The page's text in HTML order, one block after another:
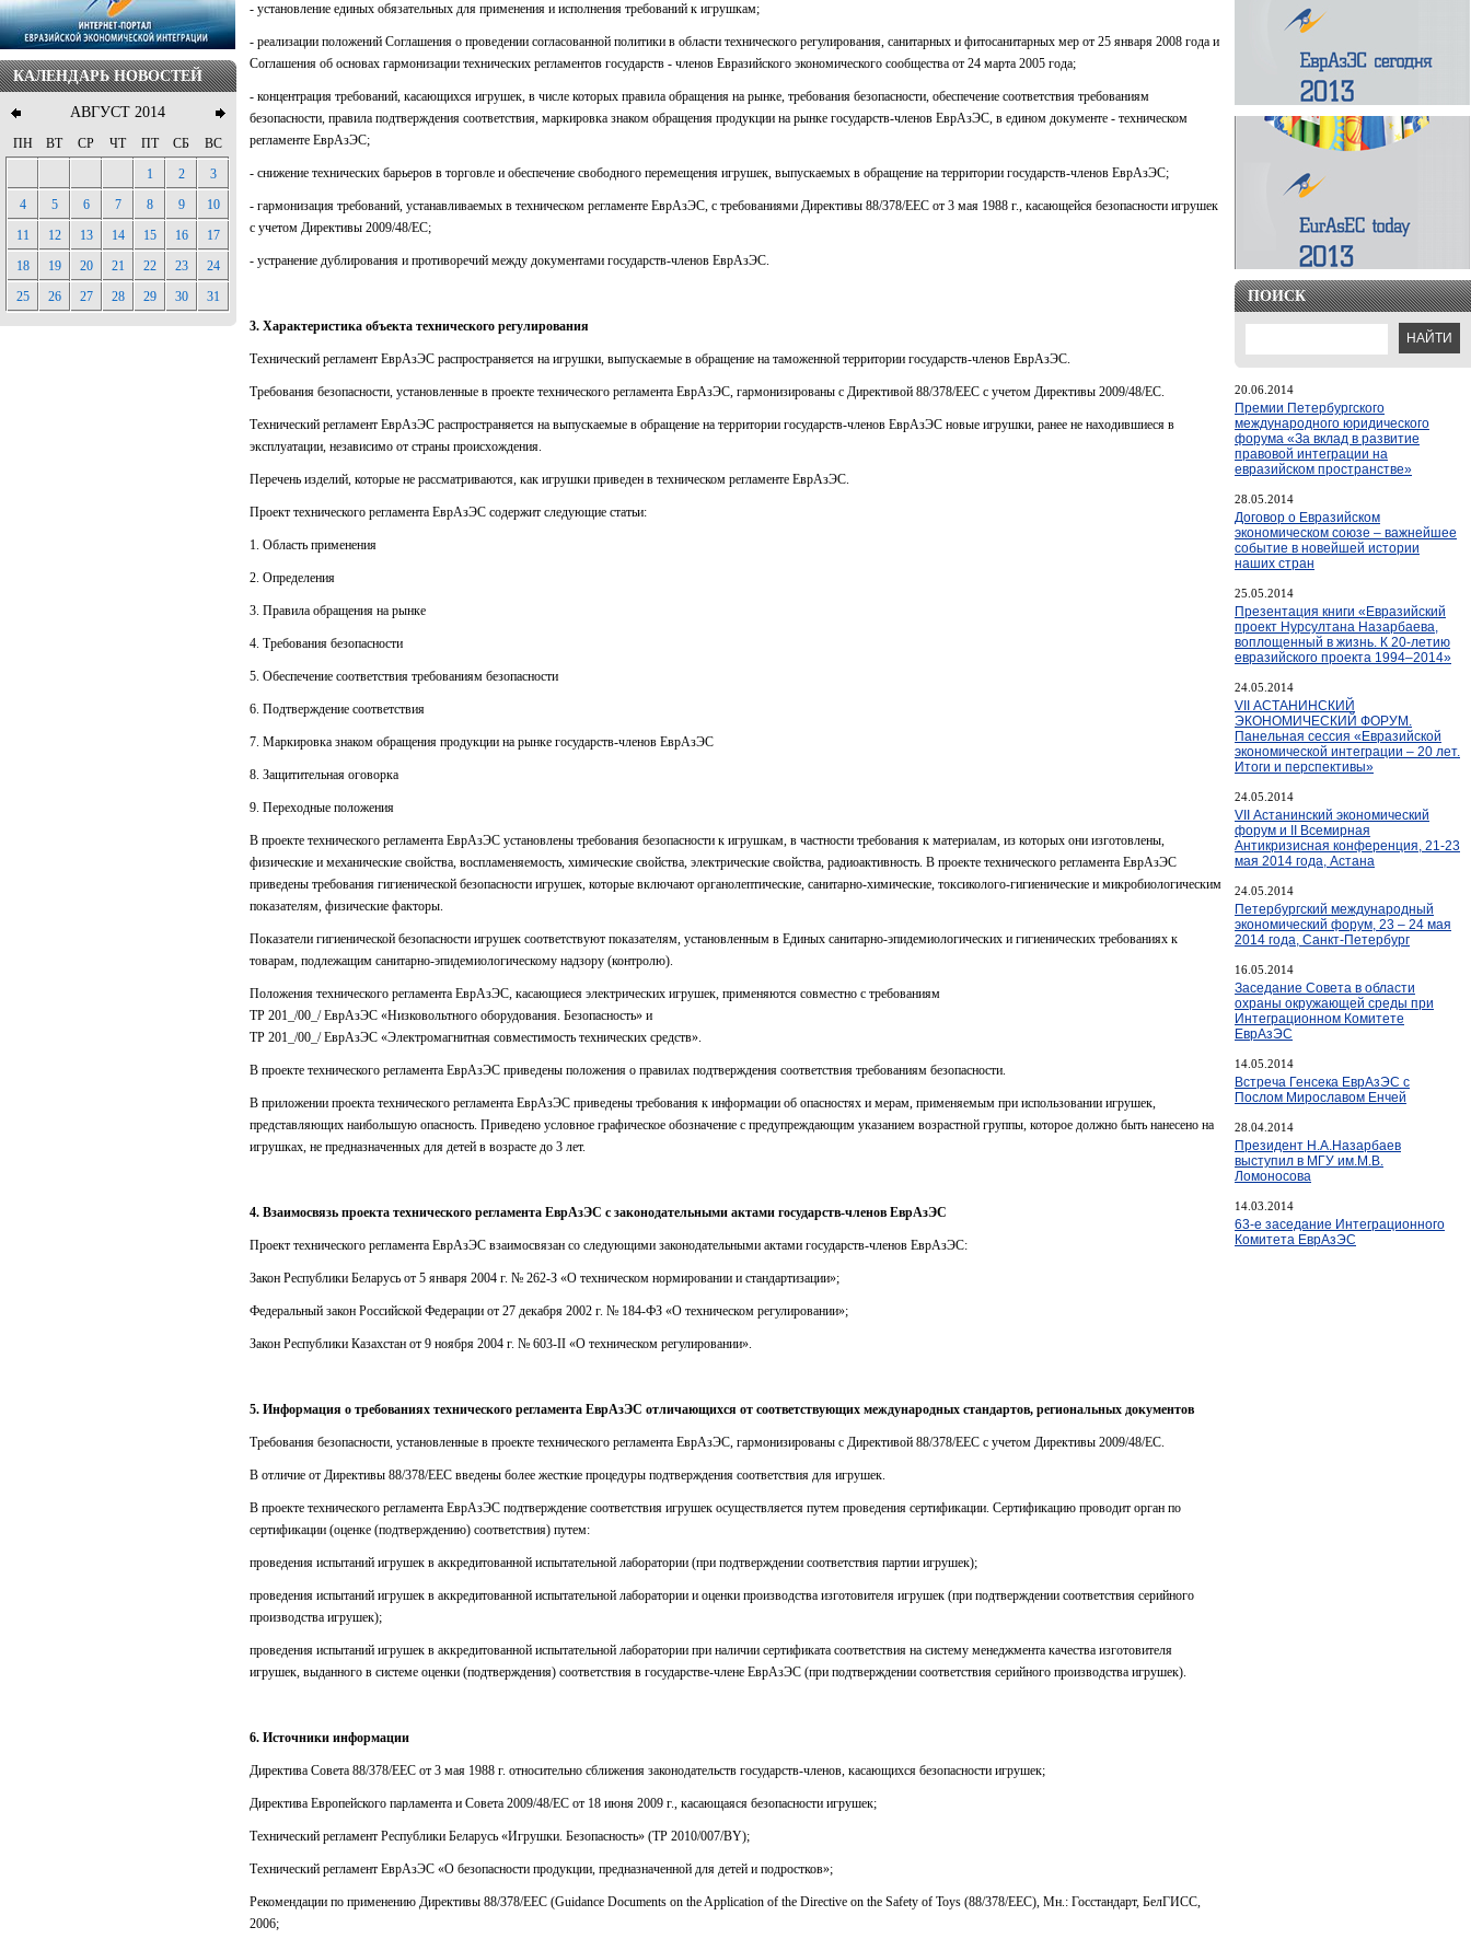
КАЛЕНДАРЬ НОВОСТЕЙ
АВГУСТ 2014
ПН ВТ СР ЧТ ПТ СБ
ВС
1
2
3
4
5 6 7 8 9
10
11
12 13 14 15 16
17
18
19 20 21 22 23
24
25
26 27 28 29 30 31
- установление единых обязательных для применения и исполнения требований к игрушкам;
- реализации положений Соглашения о проведении согласованной политики в области технического регулирования, санитарных и фитосанитарных мер от 25 января 2008 года и
Соглашения об основах гармонизации технических регламентов государств - членов Евразийского экономического сообщества от 24 марта 2005 года;
- концентрация требований, касающихся игрушек, в числе которых правила обращения на рынке, требования безопасности, обеспечение соответствия требованиям
безопасности, правила подтверждения соответствия, маркировка знаком обращения продукции на рынке государств-членов ЕврАзЭС, в едином документе - техническом
регламенте ЕврАзЭС;
- снижение технических барьеров в торговле и обеспечение свободного перемещения игрушек, выпускаемых в обращение на территории государств-членов ЕврАзЭС;
- гармонизация требований, устанавливаемых в техническом регламенте ЕврАзЭС, с требованиями Директивы 88/378/ЕЕС от 3 мая 1988 г., касающейся безопасности игрушек
с учетом Директивы 2009/48/ЕС;
- устранение дублирования и противоречий между документами государств-членов ЕврАзЭС.
3. Характеристика объекта технического регулирования
Технический регламент ЕврАзЭС распространяется на игрушки, выпускаемые в обращение на таможенной территории государств-членов ЕврАзЭС.
Требования безопасности, установленные в проекте технического регламента ЕврАзЭС, гармонизированы с Директивой 88/378/ЕЕС с учетом Директивы 2009/48/ЕС.
Технический регламент ЕврАзЭС распространяется на выпускаемые в обращение на территории государств-членов ЕврАзЭС новые игрушки, ранее не находившиеся в
эксплуатации, независимо от страны происхождения.
Перечень изделий, которые не рассматриваются, как игрушки приведен в техническом регламенте ЕврАзЭС.
Проект технического регламента ЕврАзЭС содержит следующие статьи:
1. Область применения
2. Определения
3. Правила обращения на рынке
4. Требования безопасности
5. Обеспечение соответствия требованиям безопасности
6. Подтверждение соответствия
7. Маркировка знаком обращения продукции на рынке государств-членов ЕврАзЭС
8. Защитительная оговорка
9. Переходные положения
В проекте технического регламента ЕврАзЭС установлены требования безопасности к игрушкам, в частности требования к материалам, из которых они изготовлены,
физические и механические свойства, воспламеняемость, химические свойства, электрические свойства, радиоактивность. В проекте технического регламента ЕврАзЭС
приведены требования гигиенической безопасности игрушек, которые включают органолептические, санитарно-химические, токсиколого-гигиенические и микробиологическим
показателям, физические факторы.
Показатели гигиенической безопасности игрушек соответствуют показателям, установленным в Единых санитарно-эпидемиологических и гигиенических требованиях к
товарам, подлежащим санитарно-эпидемиологическому надзору (контролю).
Положения технического регламента ЕврАзЭС, касающиеся электрических игрушек, применяются совместно с требованиям
ТР 201_/00_/ ЕврАзЭС «Низковольтного оборудования. Безопасность» и
ТР 201_/00_/ ЕврАзЭС «Электромагнитная совместимость технических средств».
В проекте технического регламента ЕврАзЭС приведены положения о правилах подтверждения соответствия требованиям безопасности.
В приложении проекта технического регламента ЕврАзЭС приведены требования к информации об опасностях и мерам, применяемым при использовании игрушек,
представляющих наибольшую опасность. Приведено условное графическое обозначение с предупреждающим указанием возрастной группы, которое должно быть нанесено на
игрушках, не предназначенных для детей в возрасте до 3 лет.
4. Взаимосвязь проекта технического регламента ЕврАзЭС с законодательными актами государств-членов ЕврАзЭС
Проект технического регламента ЕврАзЭС взаимосвязан со следующими законодательными актами государств-членов ЕврАзЭС:
Закон Республики Беларусь от 5 января 2004 г. № 262-З «О техническом нормировании и стандартизации»;
Федеральный закон Российской Федерации от 27 декабря 2002 г. № 184-ФЗ «О техническом регулировании»;
Закон Республики Казахстан от 9 ноября 2004 г. № 603-II «О техническом регулировании».
5. Информация о требованиях технического регламента ЕврАзЭС отличающихся от соответствующих международных стандартов, региональных документов
Требования безопасности, установленные в проекте технического регламента ЕврАзЭС, гармонизированы с Директивой 88/378/ЕЕС с учетом Директивы 2009/48/ЕС.
В отличие от Директивы 88/378/ЕЕС введены более жесткие процедуры подтверждения соответствия для игрушек.
В проекте технического регламента ЕврАзЭС подтверждение соответствия игрушек осуществляется путем проведения сертификации. Сертификацию проводит орган по
сертификации (оценке (подтверждению) соответствия) путем:
проведения испытаний игрушек в аккредитованной испытательной лаборатории (при подтверждении соответствия партии игрушек);
проведения испытаний игрушек в аккредитованной испытательной лаборатории и оценки производства изготовителя игрушек (при подтверждении соответствия серийного
производства игрушек);
проведения испытаний игрушек в аккредитованной испытательной лаборатории при наличии сертификата соответствия на систему менеджмента качества изготовителя
игрушек, выданного в системе оценки (подтверждения) соответствия в государстве-члене ЕврАзЭС (при подтверждении соответствия серийного производства игрушек).
6. Источники информации
Директива Совета 88/378/ЕЕС от 3 мая 1988 г. относительно сближения законодательств государств-членов, касающихся безопасности игрушек;
Директива Европейского парламента и Совета 2009/48/EC от 18 июня 2009 г., касающаяся безопасности игрушек;
Технический регламент Республики Беларусь «Игрушки. Безопасность» (TP 2010/007/BY);
Технический регламент ЕврАзЭС «О безопасности продукции, предназначенной для детей и подростков»;
Рекомендации по применению Директивы 88/378/ЕЕС (Guidance Documents on the Application of the Directive on the Safety of Toys (88/378/EEC), Мн.: Госстандарт, БелГИСС,
2006;
ПОИСК
20.06.2014
Премии Петербургского
международного юридического
форума «За вклад в развитие
правовой интеграции на
евразийском пространстве»
28.05.2014
Договор о Евразийском
экономическом союзе – важнейшее
событие в новейшей истории
наших стран
25.05.2014
Презентация книги «Евразийский
проект Нурсултана Назарбаева,
воплощенный в жизнь. К 20-летию
евразийского проекта 1994–2014»
24.05.2014
VII АСТАНИНСКИЙ
ЭКОНОМИЧЕСКИЙ ФОРУМ.
Панельная сессия «Евразийской
экономической интеграции – 20 лет.
Итоги и перспективы»
24.05.2014
VII Астанинский экономический
форум и II Всемирная
Антикризисная конференция, 21-23
мая 2014 года, Астана
24.05.2014
Петербургский международный
экономический форум, 23 – 24 мая
2014 года, Санкт-Петербург
16.05.2014
Заседание Совета в области
охраны окружающей среды при
Интеграционном Комитете
ЕврАзЭС
14.05.2014
Встреча Генсека ЕврАзЭС с
Послом Мирославом Енчей
28.04.2014
Президент Н.А.Назарбаев
выступил в МГУ им.М.В.
Ломоносова
14.03.2014
63-е заседание Интеграционного
Комитета ЕврАзЭС